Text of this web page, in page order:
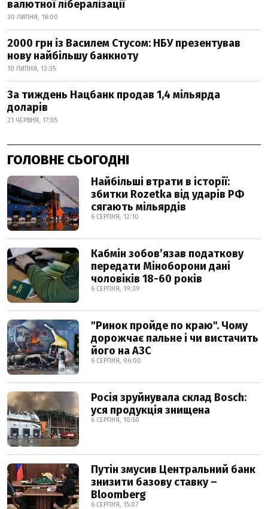
валютної лібералізації
30 ЛИПНЯ, 18:00
2000 грн із Василем Стусом: НБУ презентував
нову найбільшу банкноту
10 ЛИПНЯ, 12:35
За тиждень Нацбанк продав 1,4 мільярда
доларів
21 ЧЕРВНЯ, 17:05
ГОЛОВНЕ СЬОГОДНІ
Найбільші втрати в історії:
збитки Rozetka від ударів РФ
сягають мільярдів
6 СЕРПНЯ, 12:10
Кабмін зобовʼязав податкову
передати Міноборони дані
чоловіків 18-60 років
6 СЕРПНЯ, 19:39
"Ринок пройде по краю". Чому
дорожчає пальне і чи вистачить
його на АЗС
6 СЕРПНЯ, 06:00
Росія зруйнувала склад Bosch:
уся продукція знищена
6 СЕРПНЯ, 10:50
Путін змусив Центральний банк
знизити базову ставку –
Bloomberg
6 СЕРПНЯ, 15:07